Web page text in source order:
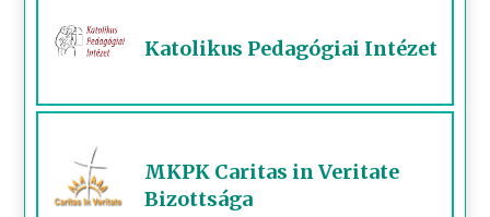
Katolikus Pedagógiai Intézet
MKPK Caritas in Veritate
Bizottsága